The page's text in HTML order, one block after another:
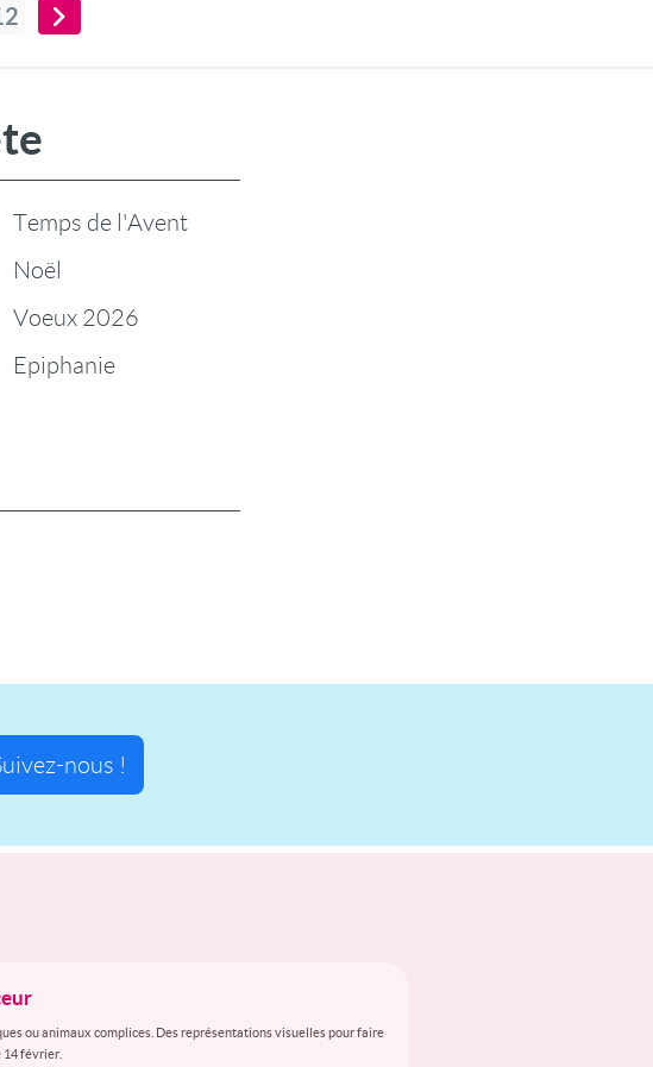
Temps de l'Avent
Noël
Voeux 2026
Epiphanie
nous !
ou animaux complices. Des représentations visuelles pour faire
février.